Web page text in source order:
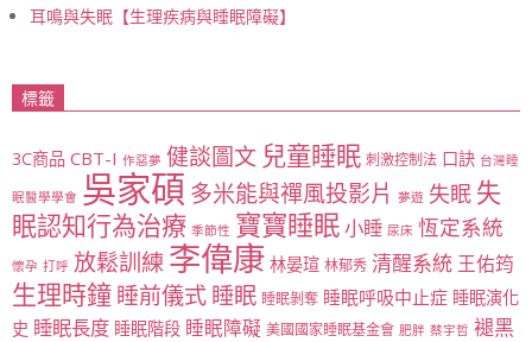
耳鳴與失眠【生理疾病與睡眠障礙】
標籤
3C商品 CBT-I 作惡夢 健談圖文 兒童睡眠 刺激控制法 口訣 台灣睡
眠醫學學會 吳家碩 多米能與禪風投影片 夢遊 失眠 失
眠認知行為治療 季節性 寶寶睡眠小睡 尿床 恆定系統
懷孕 打呼 放鬆訓練 李偉康 林晏瑄 林郁秀 清醒系統 王佑筠
生理時鐘睡前儀式睡眠 睡眠剝奪 睡眠呼吸中止症 睡眠演化
史 睡眠長度 睡眠階段 睡眠障礙 美國國家睡眠基金會 肥胖 蔡宇哲 褪黑